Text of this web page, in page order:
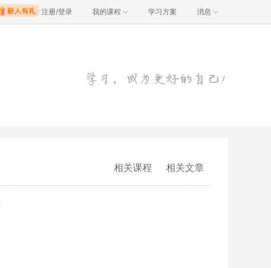
注册/登录 我的课程 学习方案 消息
相关文章
相关课程